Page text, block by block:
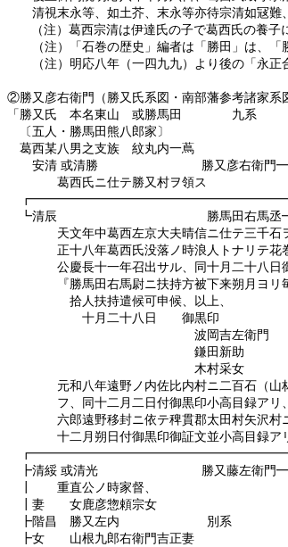
清視末永等、如土芥、末永等亦
（注）葛西宗清は伊達氏の子で葛西氏の養
（注）「石巻の歴史」編者は「勝田」は、「
（注）明応八年（一四九九）より後の「永正
②勝又彦右衛門（勝又氏系図・南部藩参考諸家系
「勝又氏 本名東山 或勝馬田 九系
〔五人・勝馬田熊八郎家〕
葛西某八男之支族 紋丸内一蔦
安清 或清勝 勝又彦右衛門
葛西氏ニ仕テ勝又村
┗清辰 勝馬田右馬丞
天文年中葛西左京大夫晴信ニ仕テ三千石ヲ
正十八年葛西氏没落ノ時浪人トナリテ花巻
公慶長十一年召出サル、同十月二十八
『勝馬田右馬尉ニ扶持方被下来朔
拾人扶持遣候可申候
十月二十八日 御
波岡吉左
鎌田新
木村采女
元和八年遠野ノ内佐比内村ニ二百石（山林
フ、同十二月二日付御黒印小高目録アリ、
六郎遠野移封ニ依テ稗貫郡太田村矢沢村ニ
十二月朔日付御黒印御証文並小高
┣清綏 或清光 勝又藤左衛門
┃ 重直公ノ時家
┃妻 女鹿彦惣頼
┣階昌 勝又左内
┣女 山根九郎右衛門